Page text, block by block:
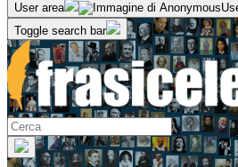
User area
Toggle search bar